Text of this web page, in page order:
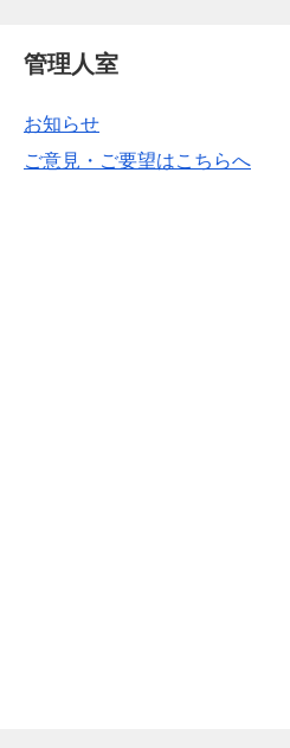
管理人室
お知らせ
ご意見・ご要望はこちらへ